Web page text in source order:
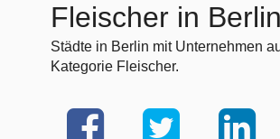
Fleischer in Berlin
Städte in Berlin mit Unternehmen
Kategorie Fleischer.